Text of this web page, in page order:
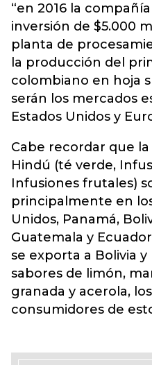
“en 2016 la
inversión de $5.000
planta de
la producción del
colombiano en hoja
serán los mercados
Estados Unidos y
Cabe recordar que
Hindú (té verde,
Infusiones frutales)
principalmente en
Unidos, Panamá,
Guatemala y
se exporta a Bolivia y
sabores de limón,
granada y acerola,
consumidores de